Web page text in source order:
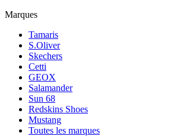
Marques
Tamaris
S.Oliver
Skechers
Cetti
GEOX
Salamander
Sun 68
Redskins Shoes
Mustang
Toutes les marques